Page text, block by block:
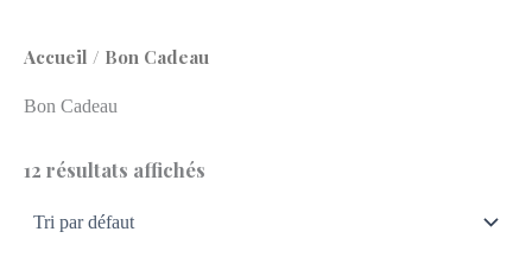
Accueil / Bon Cadeau
Bon Cadeau
12 résultats affichés